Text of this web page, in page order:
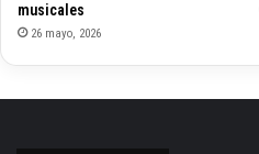
musicales
26 mayo, 2026